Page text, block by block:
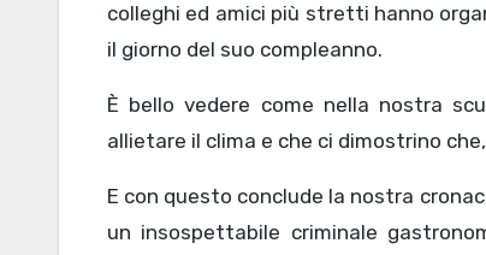
colleghi ed amici più stretti hanno
il giorno del suo compleanno.
È bello vedere come nella nostra
allietare il clima e che ci dimostrino
E con questo conclude la nostra
un insospettabile criminale